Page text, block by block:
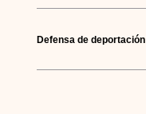
Defensa de deportación